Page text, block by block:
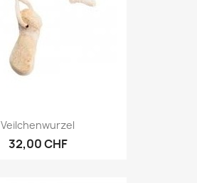
Veilchenwurzel
32,00 CHF